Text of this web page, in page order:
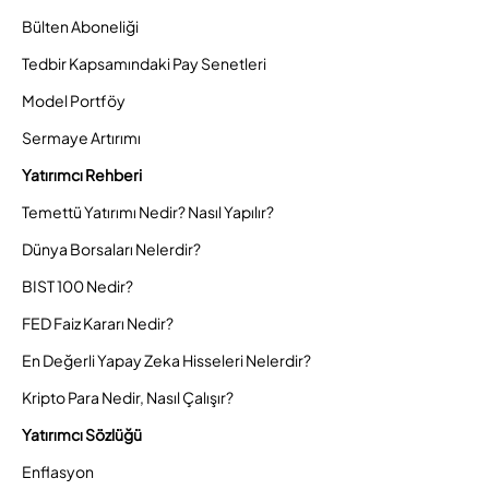
Bülten Aboneliği
Tedbir Kapsamındaki Pay Senetleri
Model Portföy
Sermaye Artırımı
Yatırımcı Rehberi
Temettü Yatırımı Nedir? Nasıl Yapılır?
Dünya Borsaları Nelerdir?
BIST 100 Nedir?
FED Faiz Kararı Nedir?
En Değerli Yapay Zeka Hisseleri Nelerdir?
Kripto Para Nedir, Nasıl Çalışır?
Yatırımcı Sözlüğü
Enflasyon